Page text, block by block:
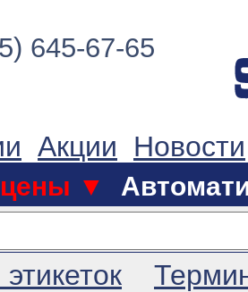
645-67-65
Акции Новости
цены ▼